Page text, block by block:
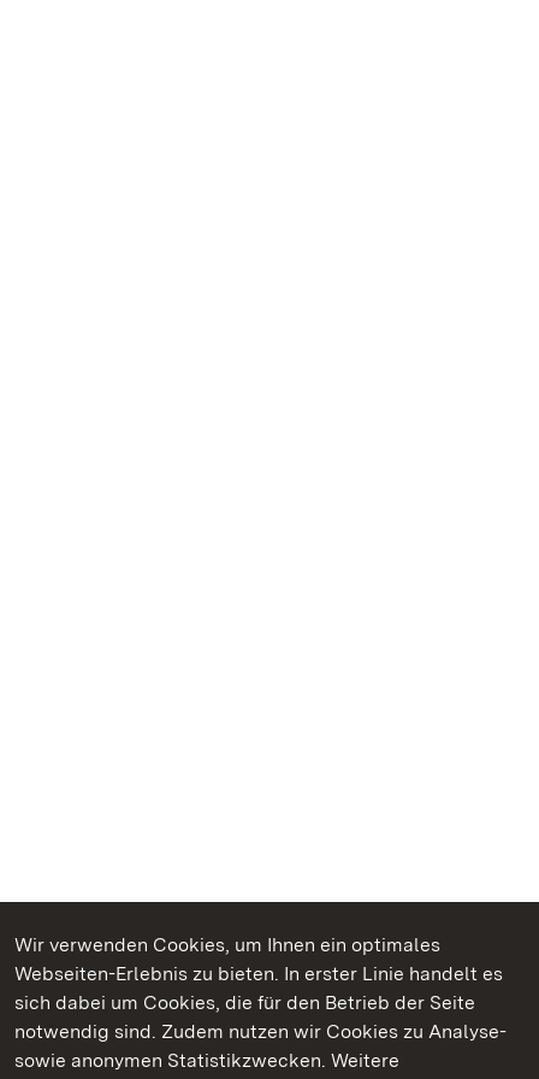
Wir verwenden Cookies, um Ihnen ein optimales
Webseiten-Erlebnis zu bieten. In erster Linie handelt es
sich dabei um Cookies, die für den Betrieb der Seite
notwendig sind. Zudem nutzen wir Cookies zu Analyse-
sowie anonymen Statistikzwecken. Weitere
Kommen. Staunen. Genießen.